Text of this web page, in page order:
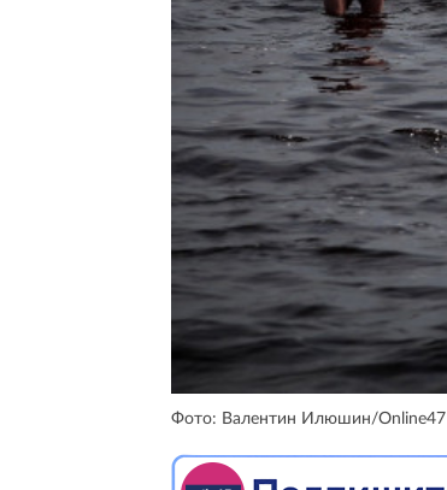
Фото: Валентин Илюшин/Online47